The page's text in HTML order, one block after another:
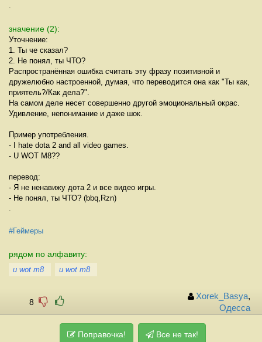
значение (2):
Уточнение:
1. Ты че сказал?
2. Не понял, ты ЧТО?
Распространённая ошибка считать эту фразу позитивной и
дружелюбно настроенной, думая, что переводится она как "Ты как,
приятель?/Как дела?".
На самом деле несет совершенно другой эмоциональный окрас.
Удивление, непонимание и даже шок.
Пример употребления.
- I hate dota 2 and all video games.
- U WOT M8??
перевод:
- Я не ненавижу дота 2 и все видео игры.
- Не понял, ты ЧТО? (bbq,Rzn)
#Геймеры
рядом по алфавиту:
u wot m8 u wot m8
8
Xorek_Basya,
Одесса
Поправочка! Все не так!